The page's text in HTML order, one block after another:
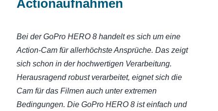
Actionaufnahmen
Bei der GoPro HERO 8 handelt es sich um eine
Action-Cam für allerhöchste Ansprüche. Das zeigt
sich schon in der hochwertigen Verarbeitung.
Herausragend robust verarbeitet, eignet sich die
Cam für das Filmen auch unter extremen
Bedingungen. Die GoPro HERO 8 ist einfach und